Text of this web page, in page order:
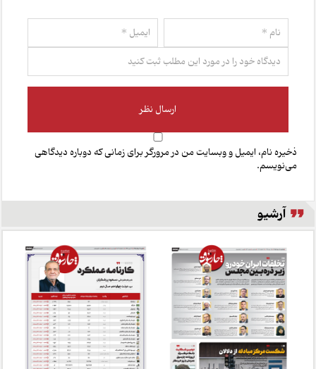
ذخیره نام، ایمیل و وبسایت من در مرورگر برای زمانی که دوباره دیدگاهی
می‌نویسم.
آرشیو